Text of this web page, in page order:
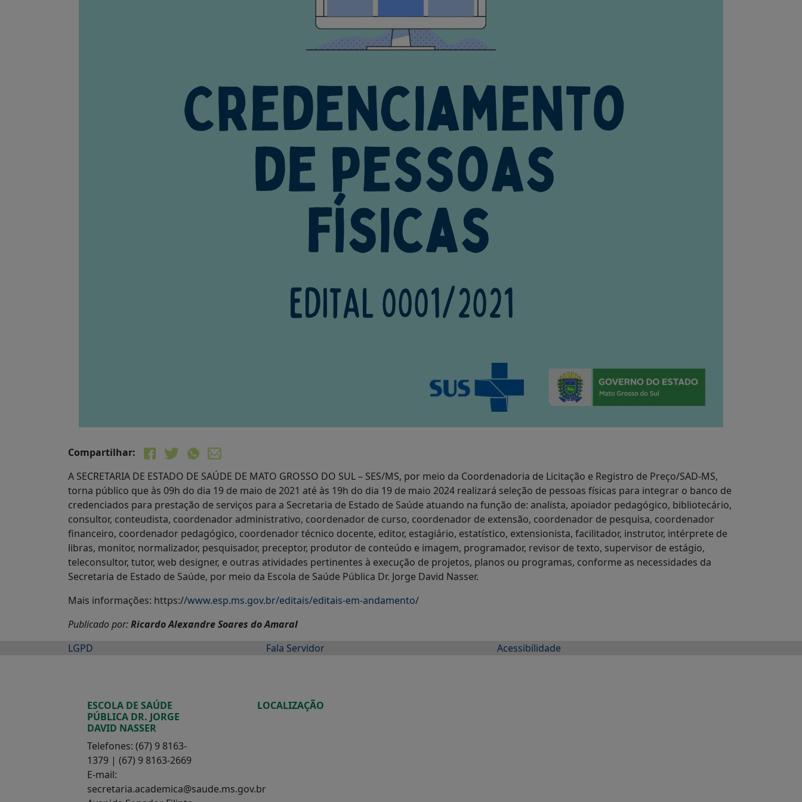
Compartilhar:
A SECRETARIA DE ESTADO DE SAÚDE DE MATO GROSSO DO SUL – SES/MS, por meio da Coordenadoria de Licitação e Registro de Preço/SAD-MS,
torna público que às 09h do dia 19 de maio de 2021 até às 19h do dia 19 de maio 2024 realizará seleção de pessoas físicas para integrar o banco de
credenciados para prestação de serviços para a Secretaria de Estado de Saúde atuando na função de: analista, apoiador pedagógico, bibliotecário,
consultor, conteudista, coordenador administrativo, coordenador de curso, coordenador de extensão, coordenador de pesquisa, coordenador
financeiro, coordenador pedagógico, coordenador técnico docente, editor, estagiário, estatístico, extensionista, facilitador, instrutor, intérprete de
libras, monitor, normalizador, pesquisador, preceptor, produtor de conteúdo e imagem, programador, revisor de texto, supervisor de estágio,
teleconsultor, tutor, web designer, e outras atividades pertinentes à execução de projetos, planos ou programas, conforme as necessidades da
Secretaria de Estado de Saúde, por meio da Escola de Saúde Pública Dr. Jorge David Nasser.
Mais informações: https://www.esp.ms.gov.br/editais/editais-em-andamento/
Publicado por:Ricardo Alexandre Soares do Amaral
LGPD
Fala Servidor Acessibilidade
ESCOLA DE SAÚDE
PÚBLICA DR. JORGE
DAVID NASSER
Telefones: (67) 9 8163-
1379 | (67) 9 8163-2669
E-mail:
secretaria.academica@saude.ms.gov.br
LOCALIZAÇÃO